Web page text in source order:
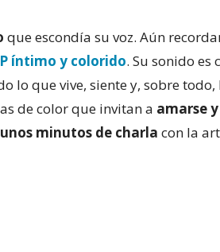
que escondía su voz. Aún
íntimo y colorido. Su sonido es
lo que vive, siente y, sobre
de color que invitan a amarse y
unos minutos de charla con la